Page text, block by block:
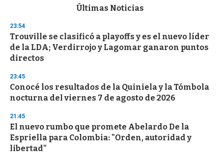
d
s
o
f
3
s
e
c
o
d
s
Últimas Noticias
23:54
Trouville se clasificó a playoffs y es el nuevo líder
de la LDA; Verdirrojo y Lagomar ganaron puntos
directos
23:45
Conocé los resultados de la Quiniela y la Tómbola
nocturna del viernes 7 de agosto de 2026
21:45
El nuevo rumbo que promete Abelardo De la
Espriella para Colombia: "Orden, autoridad y
libertad"